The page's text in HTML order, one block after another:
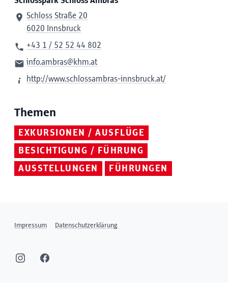
Schloss Straße 20
6020 Innsbruck
+43 1 / 52 52 44 802
info.ambras@khm.at
http://www.schlossambras-innsbruck.at/
Themen
EXKURSIONEN / AUSFLÜGE
BESICHTIGUNG / FÜHRUNG
AUSSTELLUNGEN
FÜHRUNGEN
Impressum Datenschutzerklärung